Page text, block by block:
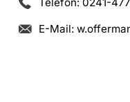
Telefon: 0241-
E-Mail: